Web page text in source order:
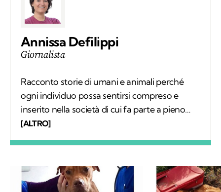
Annissa Defilippi
Giornalista
Racconto storie di umani e animali perché
ogni individuo possa sentirsi compreso e
inserito nella società di cui fa parte a pieno
diritto. Scrivo articoli e realizzo video
possono continuare a vivere.
[ALTRO]